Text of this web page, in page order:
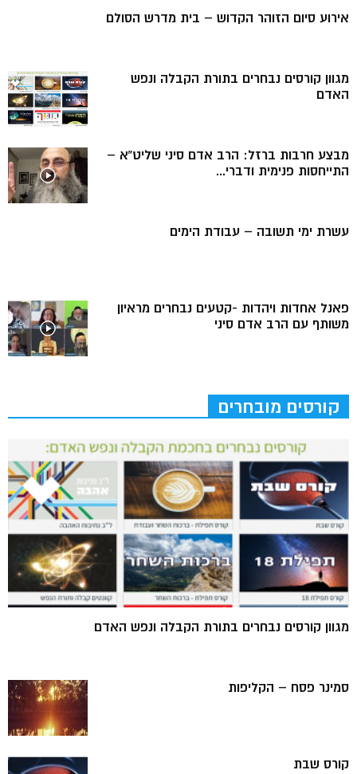
אירוע סיום הזוהר הקדוש – בית מדרש הסולם
מגוון קורסים נבחרים בתורת הקבלה ונפש
האדם
מבצע חרבות ברזל: הרב אדם סיני שליט”א –
התייחסות פנימית ודברי...
עשרת ימי תשובה – עבודת הימים
פאנל אחדות ויהדות -קטעים נבחרים מראיון
משותף עם הרב אדם סיני
קורסים מובחרים
מגוון קורסים נבחרים בתורת הקבלה ונפש האדם
סמינר פסח – הקליפות
קורס שבת